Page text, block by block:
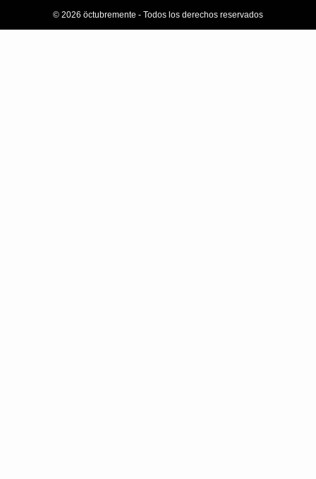
© 2026 öctubremente - Todos los derechos reservados